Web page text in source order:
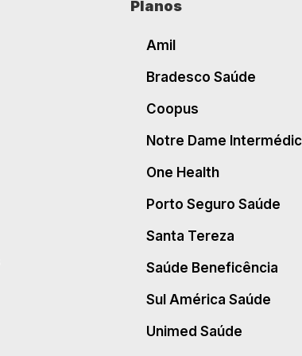
Planos
Amil
Bradesco Saúde
Coopus
Notre Dame
One Health
Porto Seguro Saúde
Santa Tereza
Saúde Beneficência
Sul América Saúde
Unimed Saúde